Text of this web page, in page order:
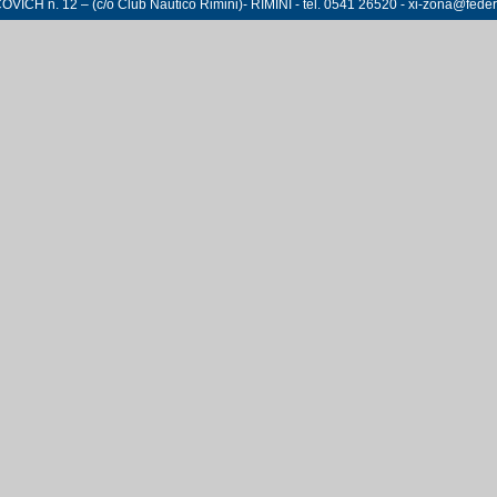
n. 12 – (c/o Club Nautico Rimini)- RIMINI - tel. 0541 26520 - xi-